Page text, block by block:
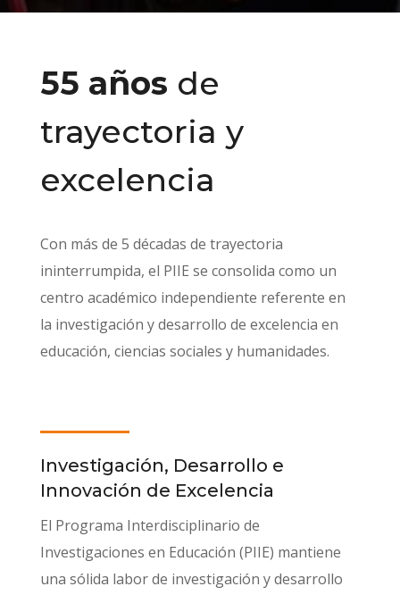
55 años de
trayectoria y
excelencia
Con más de 5 décadas de trayectoria
ininterrumpida, el PIIE se consolida como un
centro académico independiente referente en
la investigación y desarrollo de excelencia en
educación, ciencias sociales y humanidades.
Investigación, Desarrollo e
Innovación de Excelencia
El Programa Interdisciplinario de
Investigaciones en Educación (PIIE) mantiene
una sólida labor de investigación y desarrollo